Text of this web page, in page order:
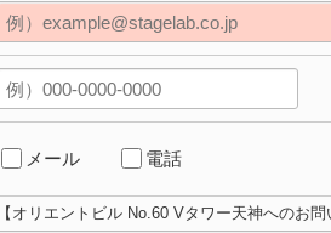
メール 電話
【オリエントビル No.60 Vタワー天神へのお問